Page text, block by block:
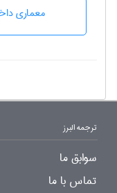
معماری
ترجمه البرز
سوابق ما
تماس با ما